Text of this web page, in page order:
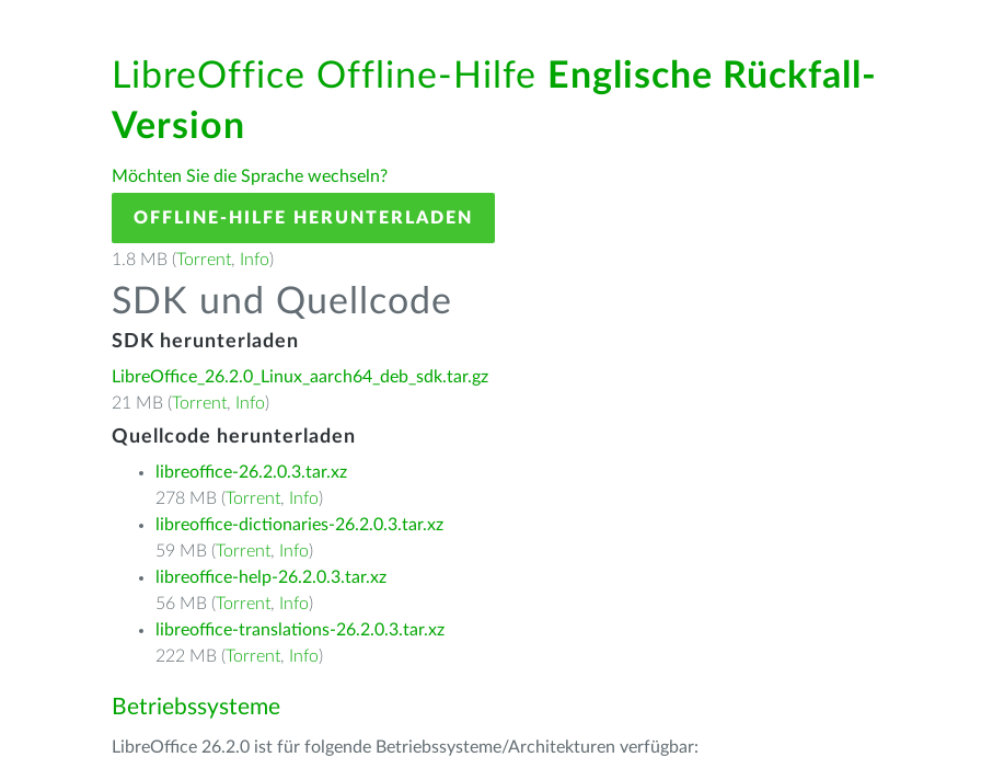
LibreOffice Offline-Hilfe Englische Rückfall-
Version
Möchten Sie die Sprache wechseln?
OFFLINE-HILFE HERUNTERLADEN
1.8 MB (Torrent, Info)
SDK und Quellcode
SDK herunterladen
LibreOffice_26.2.0_Linux_aarch64_deb_sdk.tar.gz
21 MB (Torrent, Info)
Quellcode herunterladen
libreoffice-26.2.0.3.tar.xz
278 MB (Torrent, Info)
libreoffice-dictionaries-26.2.0.3.tar.xz
59 MB (Torrent, Info)
libreoffice-help-26.2.0.3.tar.xz
56 MB (Torrent, Info)
libreoffice-translations-26.2.0.3.tar.xz
222 MB (Torrent, Info)
Betriebssysteme
LibreOffice 26.2.0 ist für folgende Betriebssysteme/Architekturen verfügbar: